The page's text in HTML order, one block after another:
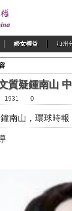
婦女權益 加州
質疑鍾南山
1931 0
南山，環球時報
合報導